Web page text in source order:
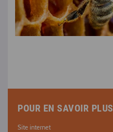
POUR EN SAVOIR PLUS
Site internet